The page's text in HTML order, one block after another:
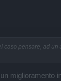
caso pensare, ad un
miglioramento